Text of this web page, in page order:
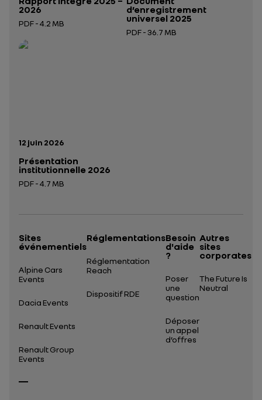
2026
PDF - 4.2 MB
Ouverture dans un nouvel onglet
d’enregistrement
universel 2025
PDF - 36.7 MB
Date de publication:
12 juin 2026
Présentation
institutionnelle 2026
PDF - 4.7 MB
Sites
événementiels
Alpine Cars
Events
Dacia Events
Renault Events
Renault Group
Events
Réglementations
Réglementation
Reach
Dispositif RDE
Besoin
d'aide
?
Poser
une
question
Déposer
un appel
d’offres
Autres
sites
corporates
The Future Is
Neutral